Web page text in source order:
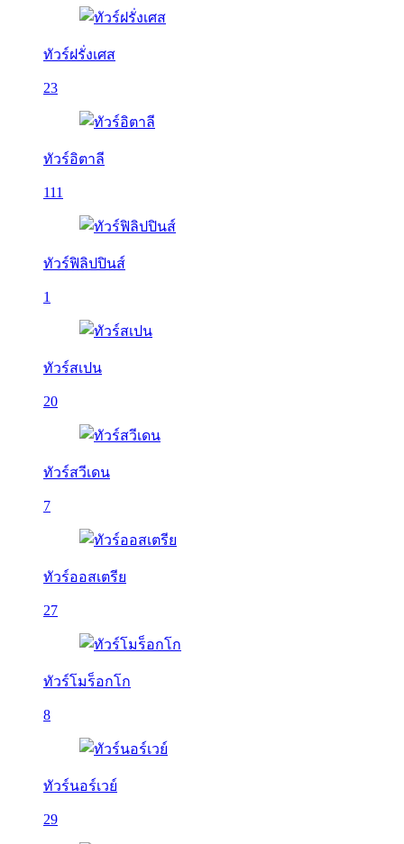
ทัวร์ฝรั่งเศส
23
ทัวร์อิตาลี
111
ทัวร์ฟิลิปปินส์
1
ทัวร์สเปน
20
ทัวร์สวีเดน
7
ทัวร์ออสเตรีย
27
ทัวร์โมร็อกโก
8
ทัวร์นอร์เวย์
29